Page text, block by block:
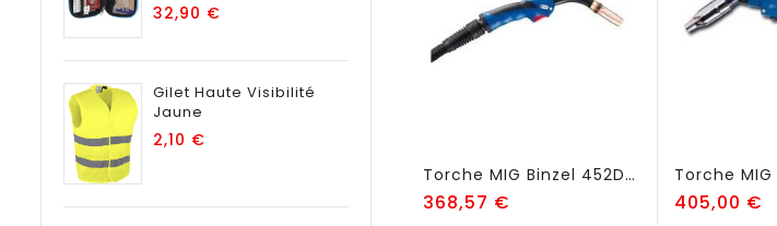
32,90 €
Gilet Haute Visibilité
Jaune
2,10 €
Torche MIG Binzel 452DW Avec Poignée Grip - FSI240
368,57 € 405,00 €